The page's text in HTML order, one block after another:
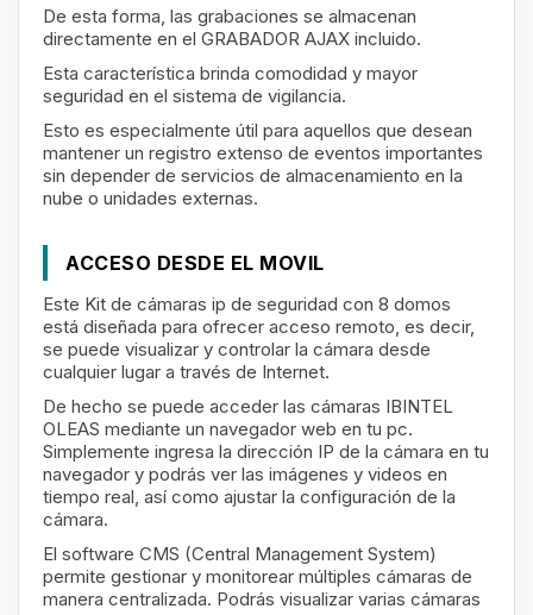
De esta forma, las grabaciones se almacenan
directamente en el GRABADOR AJAX incluido.
Esta característica brinda comodidad y mayor
seguridad en el sistema de vigilancia.
Esto es especialmente útil para aquellos que desean
mantener un registro extenso de eventos importantes
sin depender de servicios de almacenamiento en la
nube o unidades externas.
ACCESO DESDE EL MOVIL
Este Kit de cámaras ip de seguridad con 8 domos
está diseñada para ofrecer acceso remoto, es decir,
se puede visualizar y controlar la cámara desde
cualquier lugar a través de Internet.
De hecho se puede acceder las cámaras IBINTEL
OLEAS mediante un navegador web en tu pc.
Simplemente ingresa la dirección IP de la cámara en tu
navegador y podrás ver las imágenes y videos en
tiempo real, así como ajustar la configuración de la
cámara.
El software CMS (Central Management System)
permite gestionar y monitorear múltiples cámaras de
manera centralizada. Podrás visualizar varias cámaras